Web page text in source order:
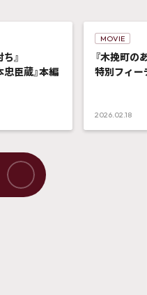
』
臣蔵』本編
MOVIE
『木挽町の
特別フィー
2026.02.18